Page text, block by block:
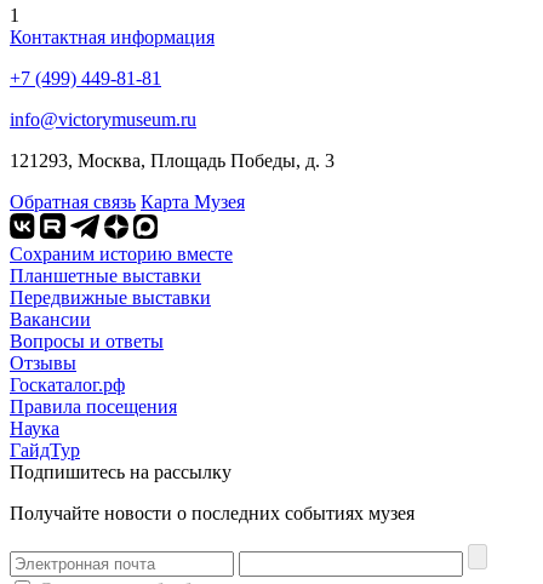
1
Контактная информация
+7 (499) 449-81-81
info@victorymuseum.ru
121293, Москва, Площадь Победы, д. 3
Обратная связь Карта Музея
Сохраним историю вместе
Планшетные выставки
Передвижные выставки
Вакансии
Вопросы и ответы
Отзывы
Госкаталог.рф
Правила посещения
Наука
ГайдТур
Подпишитесь на рассылку
Получайте новости о последних событиях музея